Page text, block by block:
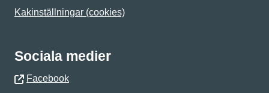
Kakinställningar (cookies)
Sociala medier
Facebook